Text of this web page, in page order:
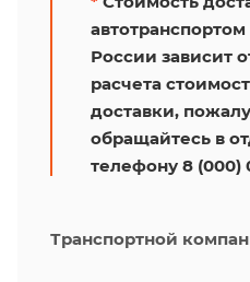
России зависит
расчета
доставки,
обращайтесь в
телефону 8 (000)
Транспортной